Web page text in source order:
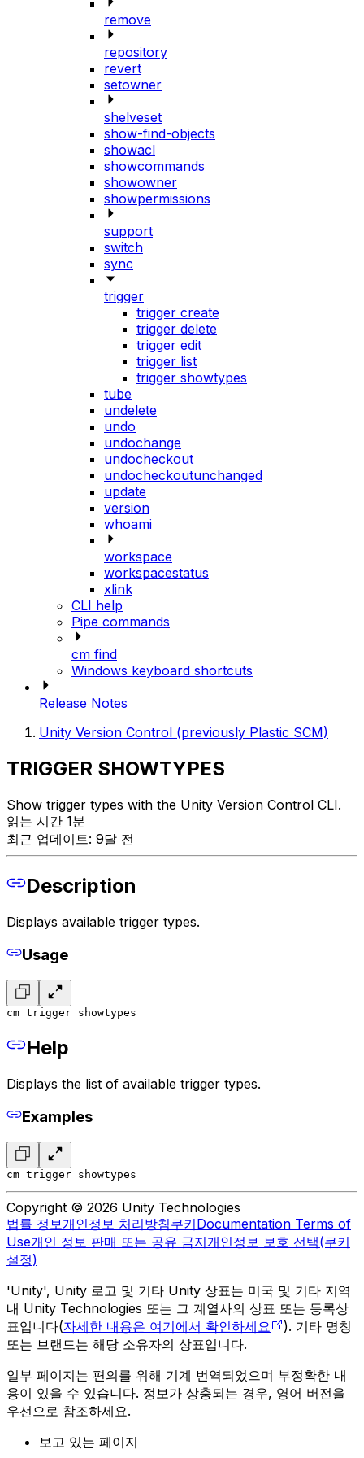
remove
repository
revert
setowner
shelveset
show-find-objects
showacl
showcommands
showowner
showpermissions
support
switch
sync
trigger
trigger create
trigger delete
trigger edit
trigger list
trigger showtypes
tube
undelete
undo
undochange
undocheckout
undocheckoutunchanged
update
version
whoami
workspace
workspacestatus
xlink
CLI help
Pipe commands
cm find
Windows keyboard shortcuts
Release Notes
Unity Version Control (previously Plastic SCM)
TRIGGER SHOWTYPES
Show trigger types with the Unity Version Control CLI.
읽는 시간 1분
최근 업데이트: 9달 전
Description
Displays available trigger types.
Usage
cm trigger showtypes
Help
Displays the list of available trigger types.
Examples
cm trigger showtypes
Copyright © 2026 Unity Technologies
법률 정보개인정보 처리방침쿠키Documentation Terms of
Use개인 정보 판매 또는 공유 금지개인정보 보호 선택(쿠키
설정)
'Unity', Unity 로고 및 기타 Unity 상표는 미국 및 기타 지역
내 Unity Technologies 또는 그 계열사의 상표 또는 등록상
표입니다(자세한 내용은 여기에서 확인하세요
). 기타 명칭
또는 브랜드는 해당 소유자의 상표입니다.
일부 페이지는 편의를 위해 기계 번역되었으며 부정확한 내
용이 있을 수 있습니다. 정보가 상충되는 경우, 영어 버전을
우선으로 참조하세요.
보고 있는 페이지